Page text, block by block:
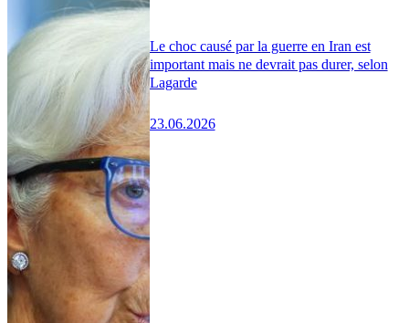
Le choc causé par la guerre en Iran est
important mais ne devrait pas durer, selon
Lagarde
23.06.2026